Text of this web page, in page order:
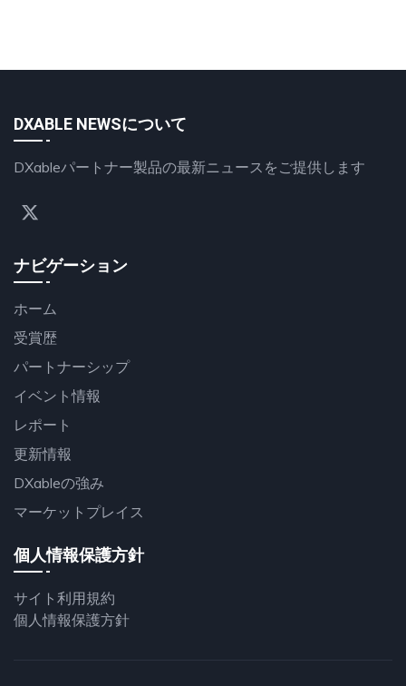
DXABLE NEWSについて
DXableパートナー製品の最新ニュースをご提供します
ナビゲーション
ホーム
受賞歴
パートナーシップ
イベント情報
レポート
更新情報
DXableの強み
マーケットプレイス
個人情報保護方針
サイト利用規約
個人情報保護方針